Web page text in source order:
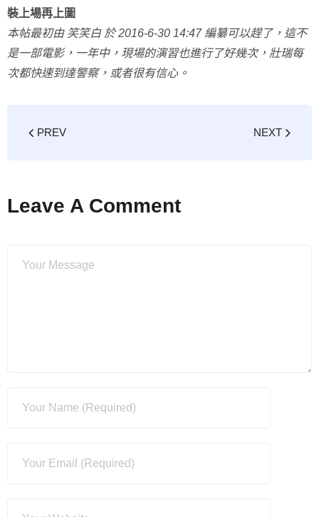
裝上場再上圖
本帖最初由 笑笑白 於 2016-6-30 14:47 編纂可以趕了，這不
是一部電影，一年中，現場的演習也進行了好幾次，壯瑞每
次都快速到達警察，或者很有信心。
PREV NEXT
Leave A Comment